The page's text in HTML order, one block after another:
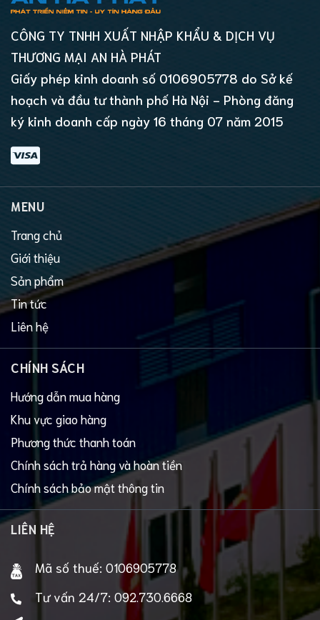
CÔNG TY TNHH XUẤT NHẬP KHẨU & DỊCH VỤ
THƯƠNG MẠI AN HÀ PHÁT
Giấy phép kinh doanh số 0106905778 do Sở kế
hoạch và đầu tư thành phố Hà Nội - Phòng đăng
ký kinh doanh cấp ngày 16 tháng 07 năm 2015
MENU
Trang chủ
Giới thiệu
Sản phẩm
Tin tức
Liên hệ
CHÍNH SÁCH
Hướng dẫn mua hàng
Khu vực giao hàng
Phương thức thanh toán
Chính sách trả hàng và hoàn tiền
Chính sách bảo mật thông tin
LIÊN HỆ
Mã số thuế: 0106905778
Tư vấn 24/7: 092.730.6668